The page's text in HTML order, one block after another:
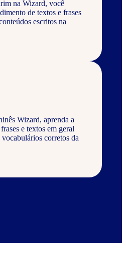
na Wizard, você
de textos e frases
escritos na
Wizard, aprenda a
e textos em geral
corretos da